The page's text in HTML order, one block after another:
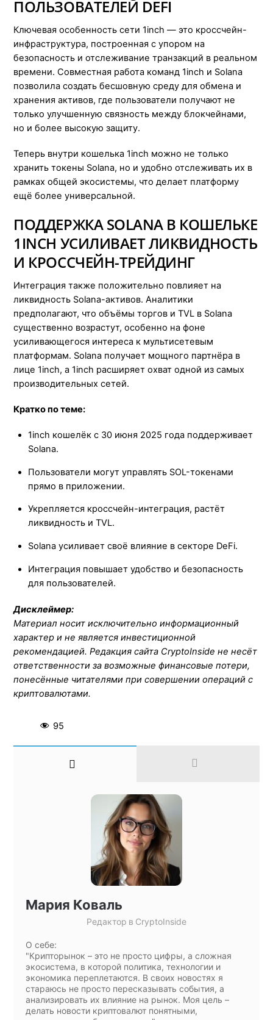
ПОЛЬЗОВАТЕЛЕЙ DEFI
Ключевая особенность сети 1inch — это кроссчейн-
инфраструктура, построенная с упором на
безопасность и отслеживание транзакций в реальном
времени. Совместная работа команд 1inch и Solana
позволила создать бесшовную среду для обмена и
хранения активов, где пользователи получают не
только улучшенную связность между блокчейнами,
но и более высокую защиту.
Теперь внутри кошелька 1inch можно не только
хранить токены Solana, но и удобно отслеживать их в
рамках общей экосистемы, что делает платформу
ещё более универсальной.
ПОДДЕРЖКА SOLANA В КОШЕЛЬКЕ
1INCH УСИЛИВАЕТ ЛИКВИДНОСТЬ
И КРОССЧЕЙН-ТРЕЙДИНГ
Интеграция также положительно повлияет на
ликвидность Solana-активов. Аналитики
предполагают, что объёмы торгов и TVL в Solana
существенно возрастут, особенно на фоне
усиливающегося интереса к мультисетевым
платформам. Solana получает мощного партнёра в
лице 1inch, а 1inch расширяет охват одной из самых
производительных сетей.
Кратко по теме:
1inch кошелёк с 30 июня 2025 года поддерживает
Solana.
Пользователи могут управлять SOL-токенами
прямо в приложении.
Укрепляется кроссчейн-интеграция, растёт
ликвидность и TVL.
Solana усиливает своё влияние в секторе DeFi.
Интеграция повышает удобство и безопасность
для пользователей.
Дисклеймер:
Материал носит исключительно информационный
характер и не является инвестиционной
рекомендацией. Редакция сайта CryptoInside не несёт
ответственности за возможные финансовые потери,
понесённые читателями при совершении операций с
криптовалютами.
95
Мария Коваль
Редактор в CryptoInside
О себе:
"Крипторынок – это не просто цифры, а сложная
экосистема, в которой политика, технологии и
экономика переплетаются. В своих новостях я
стараюсь не просто пересказывать события, а
анализировать их влияние на рынок. Моя цель –
делать новости криптовалют понятными,